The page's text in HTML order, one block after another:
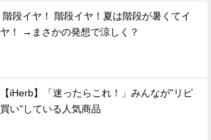
階段イヤ！ 階段イヤ！夏は階段が暑くてイ
ヤ！ →まさかの発想で涼しく？
【iHerb】「迷ったらこれ！」みんなが"リピ
買い"している人気商品